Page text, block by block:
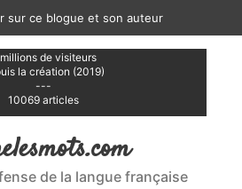
sur ce blogue et son auteur
de visiteurs
la création (2019)
---
10069 articles
de la langue française